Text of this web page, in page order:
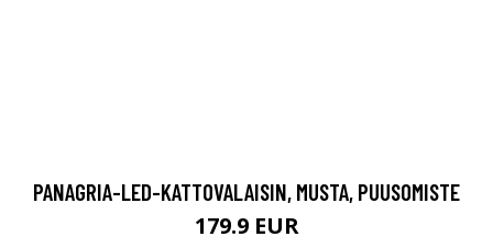
PANAGRIA-LED-KATTOVALAISIN, MUSTA, PUUSOMISTE
179.9 EUR